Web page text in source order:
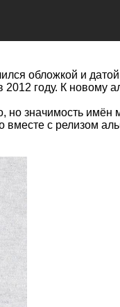
обложкой и
году. К новому
значимость
вместе с релизом